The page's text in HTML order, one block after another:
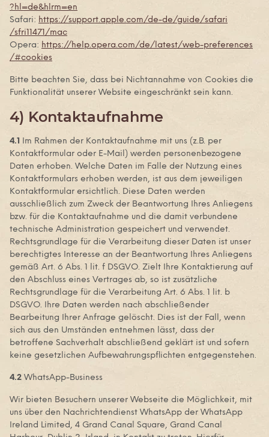
?hl=de&hlrm=en
Safari: https://support.apple.com/de-de/guide/safari
/sfri11471 /mac
Opera: https://help.opera.com/de/latest/web-preferences
/#cookies
Bitte beachten Sie, dass bei Nichtannahme von Cookies die
Funktionalität unserer Website eingeschränkt sein kann.
4) Kontaktaufnahme
4.1
Im Rahmen der Kontaktaufnahme mit uns (z.B. per
Kontaktformular oder E-Mail) werden personenbezogene
Daten erhoben. Welche Daten im Falle der Nutzung eines
Kontaktformulars erhoben werden, ist aus dem jeweiligen
Kontaktformular ersichtlich. Diese Daten werden
ausschließlich zum Zweck der Beantwortung Ihres Anliegens
bzw. für die Kontaktaufnahme und die damit verbundene
technische Administration gespeichert und verwendet.
Rechtsgrundlage für die Verarbeitung dieser Daten ist unser
berechtigtes Interesse an der Beantwortung Ihres Anliegens
gemäß Art. 6 Abs. 1 lit. f DSGVO. Zielt Ihre Kontaktierung auf
den Abschluss eines Vertrages ab, so ist zusätzliche
Rechtsgrundlage für die Verarbeitung Art. 6 Abs. 1 lit. b
DSGVO. Ihre Daten werden nach abschließender
Bearbeitung Ihrer Anfrage gelöscht. Dies ist der Fall, wenn
sich aus den Umständen entnehmen lässt, dass der
betroffene Sachverhalt abschließend geklärt ist und sofern
keine gesetzlichen Aufbewahrungspflichten entgegenstehen.
4.2 WhatsApp-Business
Wir bieten Besuchern unserer Webseite die Möglichkeit, mit
uns über den Nachrichtendienst WhatsApp der WhatsApp
Ireland Limited, 4 Grand Canal Square, Grand Canal